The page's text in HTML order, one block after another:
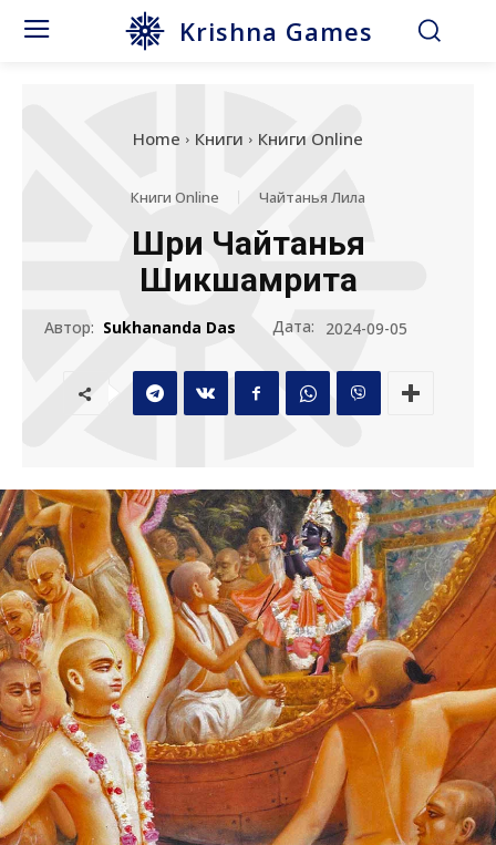
Krishna Games
Home Книги Книги Online
Книги Online Чайтанья Лила
Шри Чайтанья
Шикшамрита
Автор: Sukhananda Das Дата: 2024-09-05